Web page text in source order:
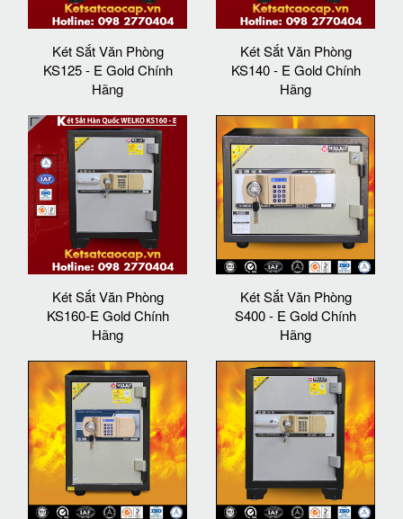
Két Sắt Văn Phòng
KS125 - E Gold Chính
Hãng
Két Sắt Văn Phòng
KS140 - E Gold Chính
Hãng
Két Sắt Văn Phòng
KS160-E Gold Chính
Hãng
Két Sắt Văn Phòng
S400 - E Gold Chính
Hãng